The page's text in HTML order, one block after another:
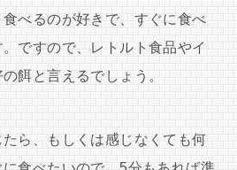
べるのが好きで、すぐに食べ
ですので、レトルト食品やイ
餌と言えるでしょう。
ら、もしくは感じなくても何